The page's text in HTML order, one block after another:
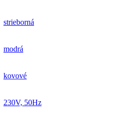
strieborná
modrá
kovové
230V, 50Hz